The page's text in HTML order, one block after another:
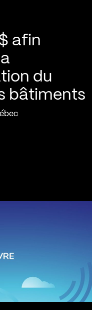
afin
du
bâtiments